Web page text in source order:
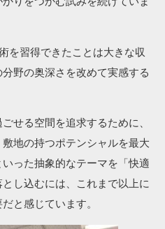
を​習得できた​ことは​大きな​収
野の​奥深さを​改めて​実感する​
せる​空間を​追求する​ために、​
地の​持つポテンシャルを​最大
った​抽象的な​テーマを​「快適
し込むには、​これまで​以上に​
と​感じています。​